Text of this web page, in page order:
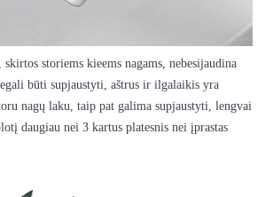
storiems kieems nagams, nebesijaudina
būti supjaustyti, aštrus ir ilgalaikis yra
nagų laku, taip pat galima supjaustyti, lengvai
daugiau nei 3 kartus platesnis nei įprastas